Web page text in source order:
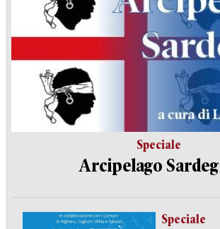
Speciale
Arcipelago
Speciale